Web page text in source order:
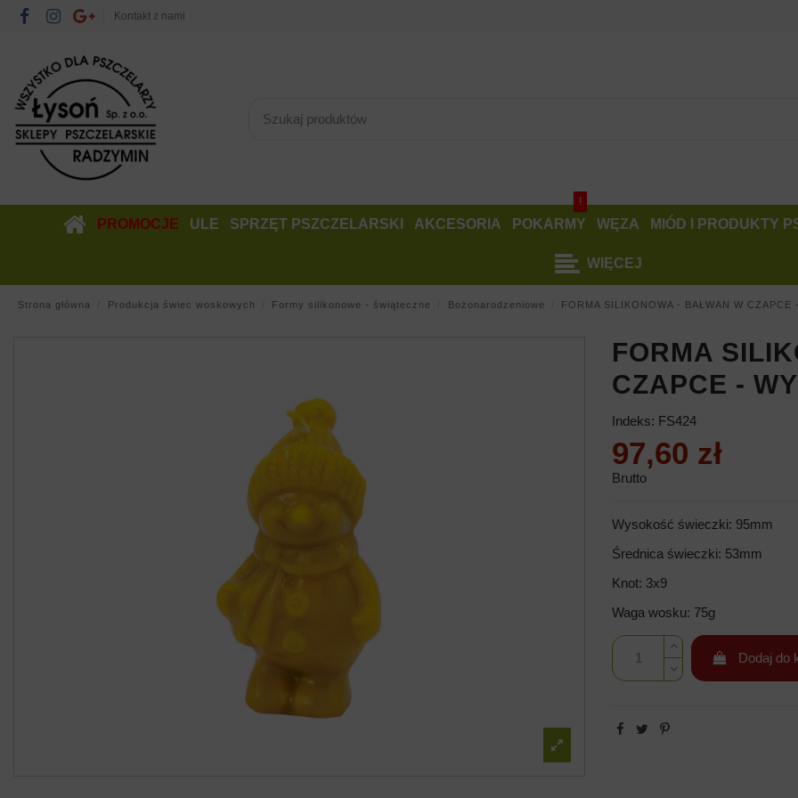
Kontakt z nami
PROMOCJE ULE SPRZĘT PSZCZELARSKI AKCESORIA POKARMY
!
WĘZA MIÓD I PRODUKTY
WIĘCEJ
Strona główna Produkcja świec woskowych Formy silikonowe - świąteczne Bożonarodzeniowe FORMA SILIKONOWA - BAŁWAN W CZAPCE
FORMA
CZAPCE -
Indeks: FS424
97,60 zł
Brutto
Wysokość świeczki: 95mm
Średnica świeczki: 53mm
Knot: 3x9
Waga wosku: 75g
Dodaj do